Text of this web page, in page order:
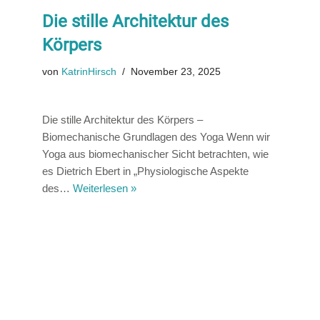
Die stille Architektur des
Körpers
von KatrinHirsch November 23, 2025
Die stille Architektur des Körpers –
Biomechanische Grundlagen des Yoga Wenn wir
Yoga aus biomechanischer Sicht betrachten, wie
es Dietrich Ebert in „Physiologische Aspekte
des… Weiterlesen »